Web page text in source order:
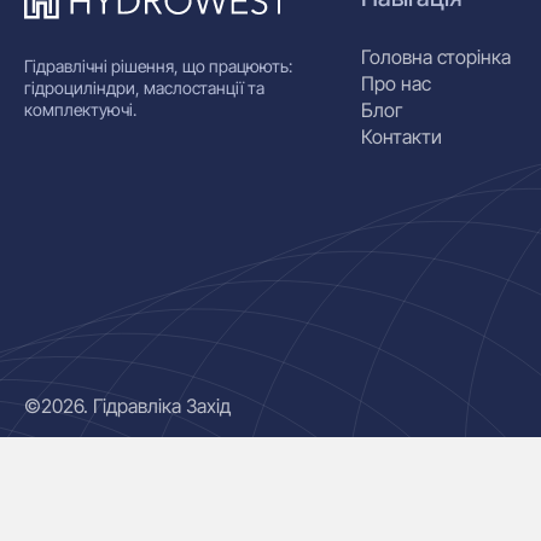
Гідравлічні рішення, що працюють:
гідроциліндри, маслостанції та
комплектуючі.
Головна сторінка
Про нас
Блог
Контакти
©2026. Гідравліка Захід